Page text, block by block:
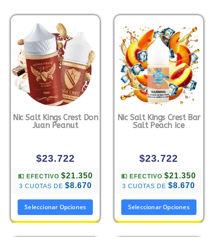
Nic Salt Kings Crest Don
Juan Peanut
$23.722
💵 EFECTIVO $21.350
3 CUOTAS DE $8.670
Seleccionar Opciones
Nic Salt Kings Crest Bar
Salt Peach Ice
$23.722
💵 EFECTIVO$21.350
3 CUOTAS DE$8.670
Seleccionar Opciones